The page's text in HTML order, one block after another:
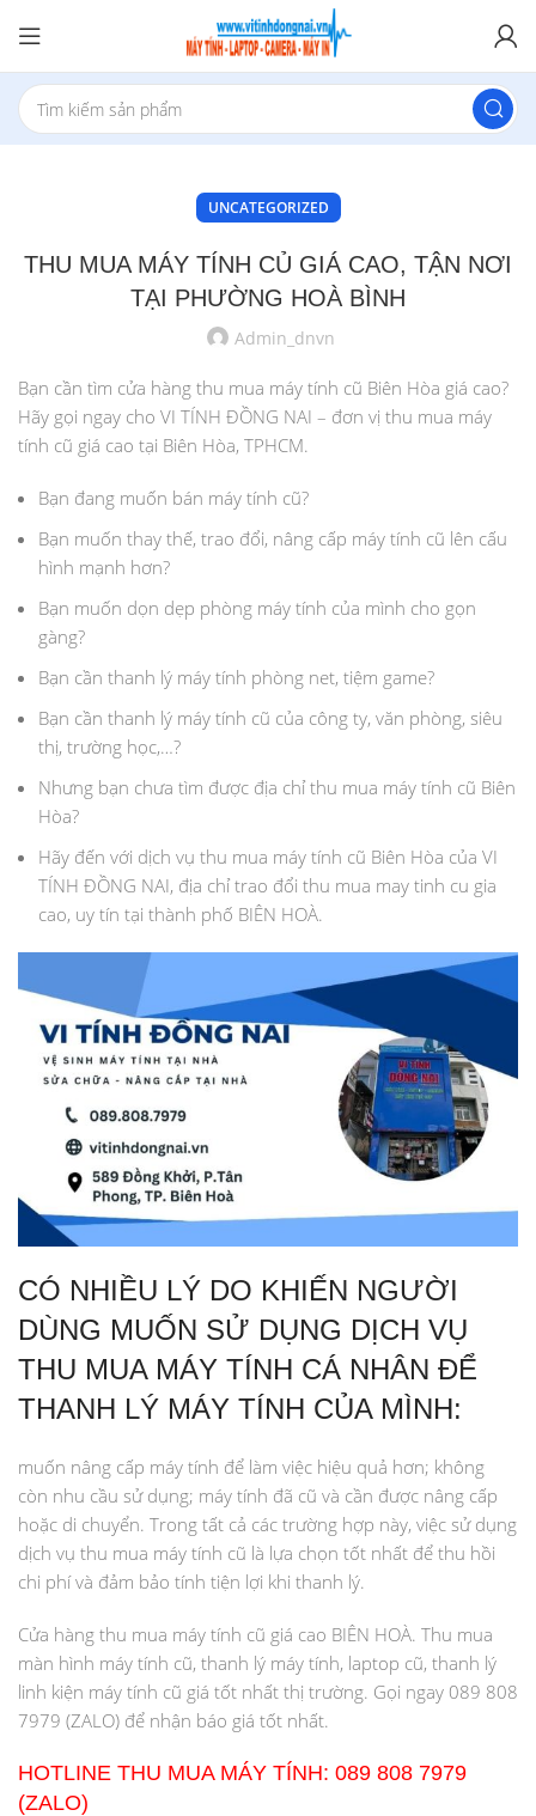
UNCATEGORIZED
THU MUA MÁY TÍNH CỦ GIÁ CAO, TẬN NƠI
TẠI PHƯỜNG HOÀ BÌNH
Admin_dnvn
Bạn cần tìm cửa hàng thu mua máy tính cũ Biên Hòa giá cao?
Hãy gọi ngay cho VI TÍNH ĐỒNG NAI – đơn vị thu mua máy
tính cũ giá cao tại Biên Hòa, TPHCM.
Bạn đang muốn bán máy tính cũ?
Bạn muốn thay thế, trao đổi, nâng cấp máy tính cũ lên cấu
hình mạnh hơn?
Bạn muốn dọn dẹp phòng máy tính của mình cho gọn
gàng?
Bạn cần thanh lý máy tính phòng net, tiệm game?
Bạn cần thanh lý máy tính cũ của công ty, văn phòng, siêu
thị, trường học,…?
Nhưng bạn chưa tìm được địa chỉ thu mua máy tính cũ Biên
Hòa?
Hãy đến với dịch vụ thu mua máy tính cũ Biên Hòa của VI
TÍNH ĐỒNG NAI, địa chỉ trao đổi thu mua may tinh cu gia
cao, uy tín tại thành phố BIÊN HOÀ.
CÓ NHIỀU LÝ DO KHIẾN NGƯỜI
DÙNG MUỐN SỬ DỤNG DỊCH VỤ
THU MUA MÁY TÍNH CÁ NHÂN ĐỂ
THANH LÝ MÁY TÍNH CỦA MÌNH:
muốn nâng cấp máy tính để làm việc hiệu quả hơn; không
còn nhu cầu sử dụng; máy tính đã cũ và cần được nâng cấp
hoặc di chuyển. Trong tất cả các trường hợp này, việc sử dụng
dịch vụ thu mua máy tính cũ là lựa chọn tốt nhất để thu hồi
chi phí và đảm bảo tính tiện lợi khi thanh lý.
Cửa hàng thu mua máy tính cũ giá cao BIÊN HOÀ. Thu mua
màn hình máy tính cũ, thanh lý máy tính, laptop cũ, thanh lý
linh kiện máy tính cũ giá tốt nhất thị trường. Gọi ngay 089 808
7979 (ZALO) để nhận báo giá tốt nhất.
HOTLINE THU MUA MÁY TÍNH: 089 808 7979
(ZALO)